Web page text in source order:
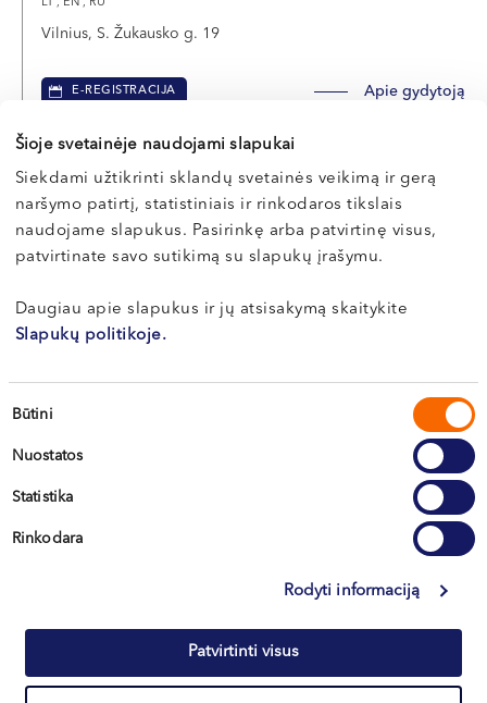
Šioje svetainėje naudojami slapukai
Siekdami užtikrinti sklandų svetainės veikimą ir gerą
naršymo patirtį, statistiniais ir rinkodaros tikslais
naudojame slapukus. Pasirinkę arba patvirtinę visus,
patvirtinate savo sutikimą su slapukų įrašymu.
Daugiau apie slapukus ir jų atsisakymą skaitykite
Slapukų politikoje.
Sutikimo
Būtini
Nuostatos
Statistika
Rinkodara
Rodyti informaciją
Patvirtinti visus
LT , EN , RU
Vilnius, S. Žukausko g. 19
E-REGISTRACIJA Apie gydytoją
Povilas
JUKNA
LT , EN , RU
Vilnius, S. Žukausko g. 19
Apie gydytoją
Audronė
Akušerė-ginekologė, nevaisingumo gydymo specialistė